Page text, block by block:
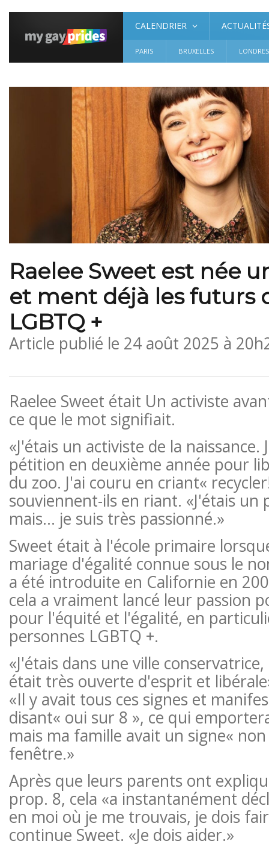
CALENDRIER
PARIS BRUXELLES LONDRES
Raelee Sweet est née
et ment déjà les futurs
LGBTQ +
Article publié le 24 août 2025 à
Raelee Sweet était Un activiste
ce que le mot signifiait.
«J'étais un activiste de la naissance.
pétition en deuxième année pour
du zoo. J'ai couru en criant«
souviennent-ils en riant. «J'étais un
mais… je suis très passionné.»
Sweet était à l'école primaire
mariage d'égalité connue sous le
a été introduite en Californie en
cela a vraiment lancé leur passion
pour l'équité et l'égalité, en
personnes LGBTQ +.
«J'étais dans une ville
était très ouverte d'esprit et
«Il y avait tous ces signes et
disant« oui sur 8 », ce qui
mais ma famille avait un signe«
fenêtre.»
Après que leurs parents ont
prop. 8, cela «a instantanément
en moi où je me trouvais, je dois
continue Sweet. «Je dois aider.»